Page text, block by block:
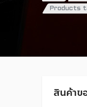
Products
สินค้าข